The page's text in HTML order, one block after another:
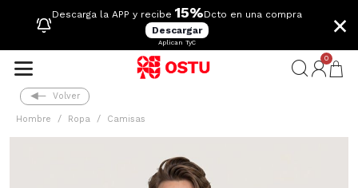
Descarga la APP y recibe 15%Dcto en una compra
Descargar
Aplican TyC
×
0
Volver
Hombre Ropa Camisas